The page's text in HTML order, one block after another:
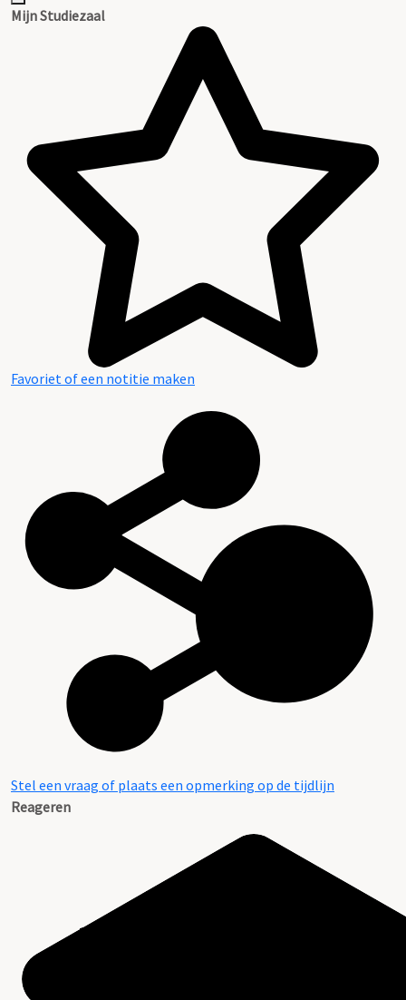
Mijn Studiezaal
Favoriet of een notitie maken
Stel een vraag of plaats een opmerking op de tijdlijn
Reageren